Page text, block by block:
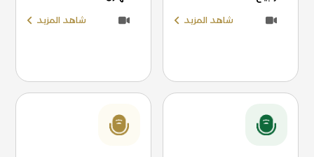
شاهد المزيد شاهد المزيد